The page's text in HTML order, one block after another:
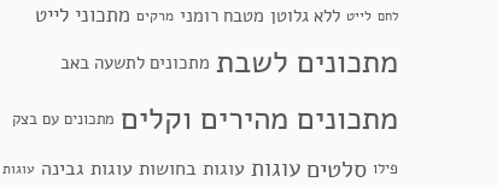
לחם לייט ללא גלוטן מטבח רומני מרקים מתכוני לייט
מתכונים לשבת מתכונים לתשעה באב
מתכונים מהירים וקלים מתכונים עם בצק
פילו סלטים עוגות עוגות בחושות עוגות גבינה עוגות